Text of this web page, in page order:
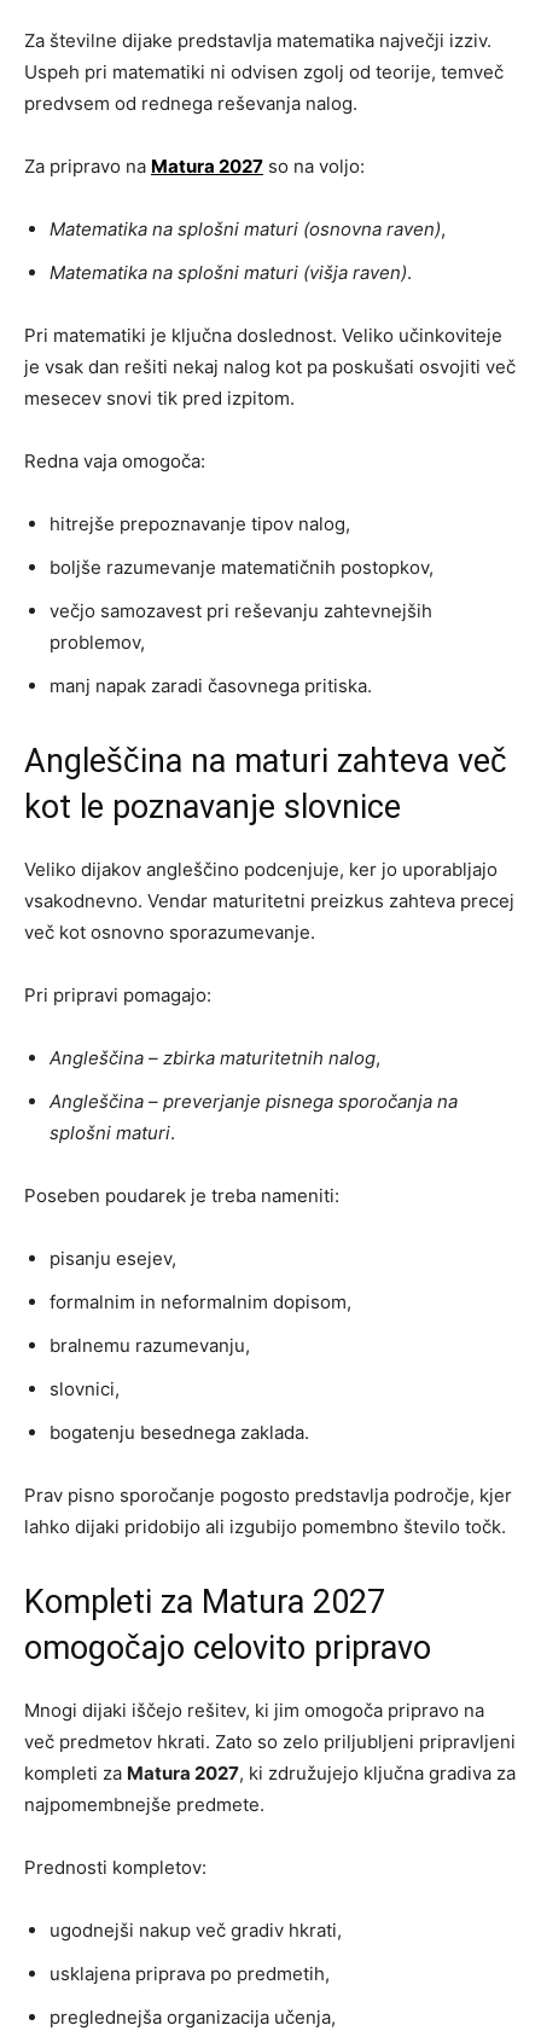
Za številne dijake predstavlja matematika največji izziv.
Uspeh pri matematiki ni odvisen zgolj od teorije, temveč
predvsem od rednega reševanja nalog.
Za pripravo na Matura 2027 so na voljo:
Matematika na splošni maturi (osnovna raven),
Matematika na splošni maturi (višja raven).
Pri matematiki je ključna doslednost. Veliko učinkoviteje
je vsak dan rešiti nekaj nalog kot pa poskušati osvojiti več
mesecev snovi tik pred izpitom.
Redna vaja omogoča:
hitrejše prepoznavanje tipov nalog,
boljše razumevanje matematičnih postopkov,
večjo samozavest pri reševanju zahtevnejših
problemov,
manj napak zaradi časovnega pritiska.
Angleščina na maturi zahteva več
kot le poznavanje slovnice
Veliko dijakov angleščino podcenjuje, ker jo uporabljajo
vsakodnevno. Vendar maturitetni preizkus zahteva precej
več kot osnovno sporazumevanje.
Pri pripravi pomagajo:
Angleščina – zbirka maturitetnih nalog,
Angleščina – preverjanje pisnega sporočanja na
splošni maturi.
Poseben poudarek je treba nameniti:
pisanju esejev,
formalnim in neformalnim dopisom,
bralnemu razumevanju,
slovnici,
bogatenju besednega zaklada.
Prav pisno sporočanje pogosto predstavlja področje, kjer
lahko dijaki pridobijo ali izgubijo pomembno število točk.
Kompleti za Matura 2027
omogočajo celovito pripravo
Mnogi dijaki iščejo rešitev, ki jim omogoča pripravo na
več predmetov hkrati. Zato so zelo priljubljeni pripravljeni
kompleti za Matura 2027, ki združujejo ključna gradiva za
najpomembnejše predmete.
Prednosti kompletov:
ugodnejši nakup več gradiv hkrati,
usklajena priprava po predmetih,
preglednejša organizacija učenja,